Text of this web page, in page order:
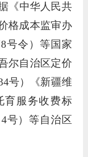
《中华人民共
格成本监审办
8号令）等国家
尔自治区定价
号）《新疆维
育服务收费标
4号）等自治区